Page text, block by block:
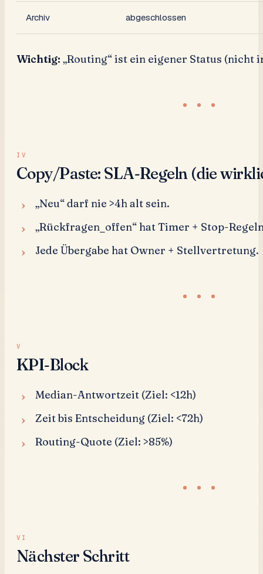
Archiv abgeschlossen
Wichtig: „Routing“ ist ein eigener Status (nicht
Copy/Paste: SLA-Regeln (die
„Neu“ darf nie >4h alt sein.
„Rückfragen_offen“ hat Timer + Stop-
Jede Übergabe hat Owner + Stellvertretung.
KPI-Block
Median-Antwortzeit (Ziel: <12h)
Zeit bis Entscheidung (Ziel: <72h)
Routing-Quote (Ziel: >85%)
Nächster Schritt